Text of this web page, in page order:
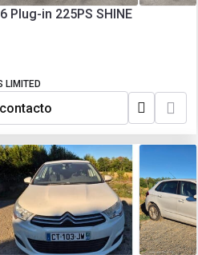
Plug-in 225PS SHINE
LIMITED